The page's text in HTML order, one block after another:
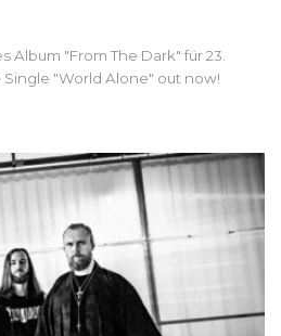
Album "From The Dark" für 23.
Single "World Alone" out now!